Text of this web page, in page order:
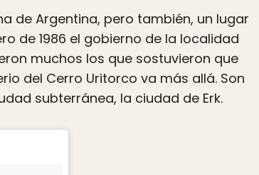
de Argentina, pero también, un lugar
de 1986 el gobierno de la localidad
muchos los que sostuvieron que
del Cerro Uritorco va más allá. Son
subterránea, la ciudad de Erk.